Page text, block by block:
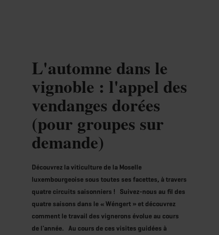
L'automne dans le
vignoble : l'appel des
vendanges dorées
(pour groupes sur
demande)
Découvrez la viticulture de la Moselle
luxembourgeoise sous toutes ses facettes, à travers
quatre circuits saisonniers ! Suivez-nous au fil des
quatre saisons dans le « Wéngert » et découvrez
comment le travail des vignerons évolue au cours
de l'année. Au cours de ces visites guidées à